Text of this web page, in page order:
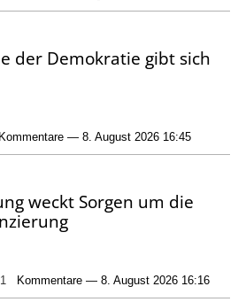
der Demokratie gibt sich
Kommentare — 8. August 2026 16:45
weckt Sorgen um die
1 Kommentare — 8. August 2026 16:16